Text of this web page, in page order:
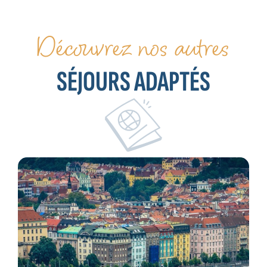
Découvrez nos autres
SÉJOURS ADAPTÉS